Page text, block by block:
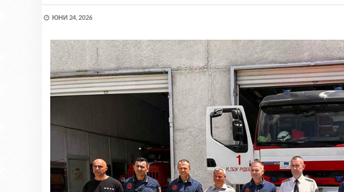
ЮНИ 24, 2026